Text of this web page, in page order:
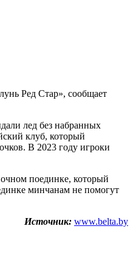
Ред Стар», сообщает
лед без набранных
клуб, который
В 2023 году игроки
поединке, который
минчанам не помогут
Источник: www.belta.by